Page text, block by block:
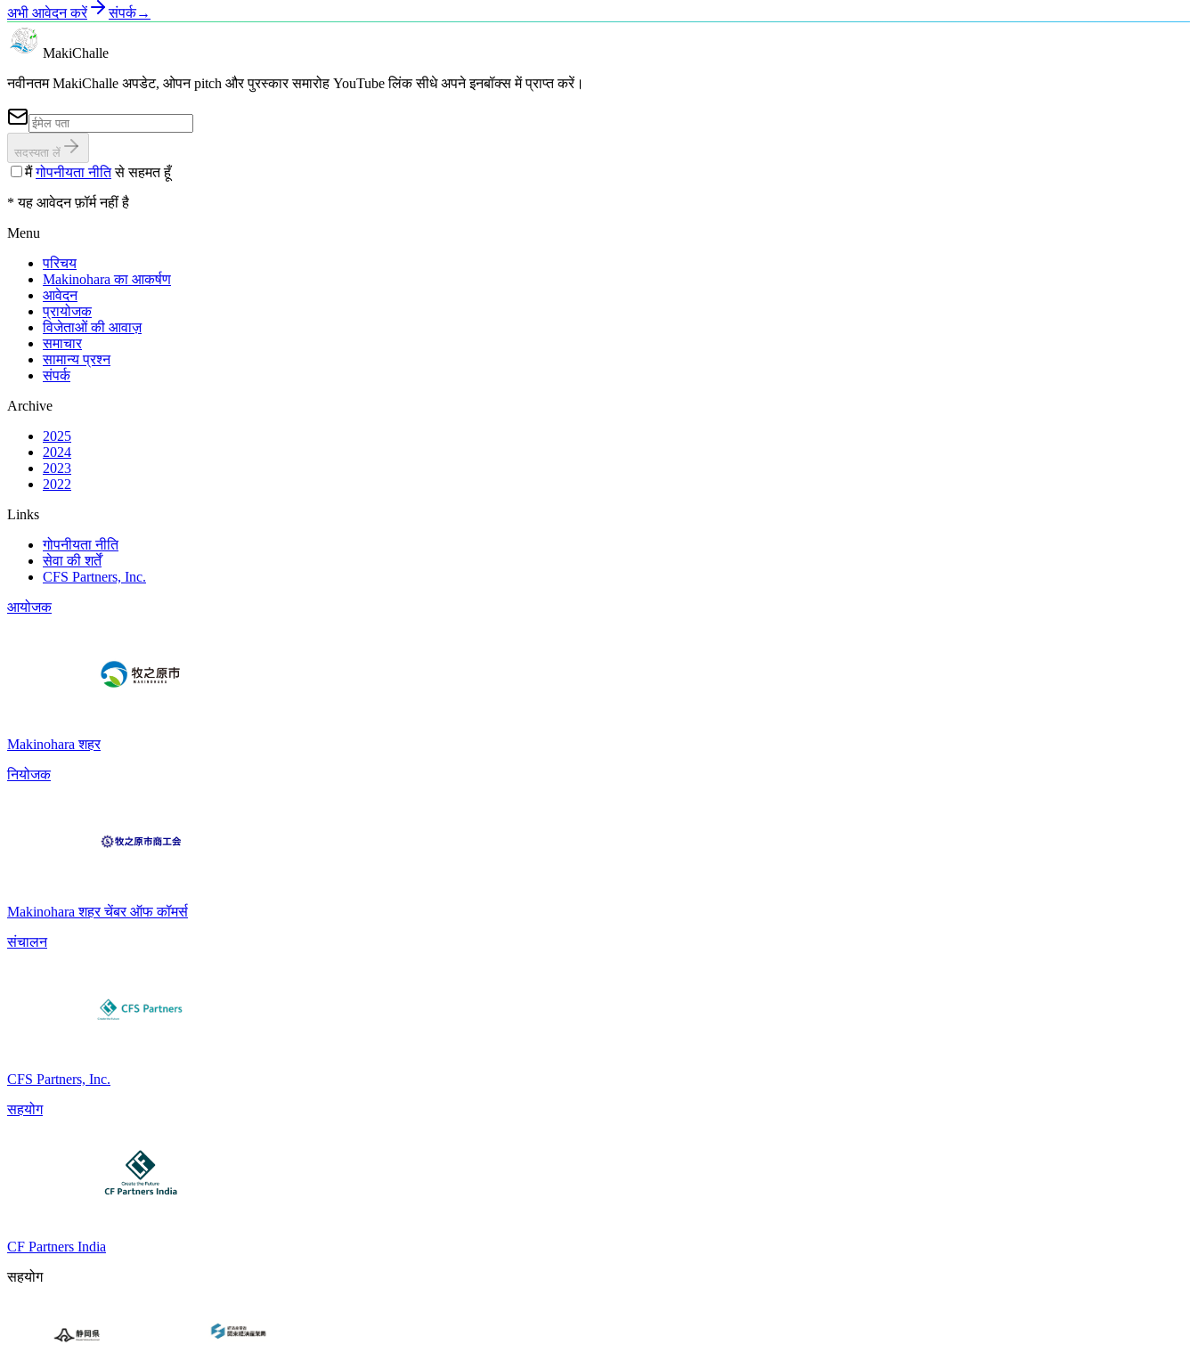
अभी आवेदन करें संपर्क→
MakiChalle
नवीनतम MakiChalle अपडेट, ओपन pitch और पुरस्कार समारोह YouTube लिंक सीधे अपने इनबॉक्स में प्राप्त करें।
सदस्यता लें
मैंगोपनीयता नीतिसे सहमत हूँ
* यह आवेदन फ़ॉर्म नहीं है
Menu
परिचय
Makinohara का आकर्षण
आवेदन
प्रायोजक
विजेताओं की आवाज़
समाचार
सामान्य प्रश्न
संपर्क
Archive
2025
2024
2023
2022
Links
गोपनीयता नीति
सेवा की शर्तें
CFS Partners, Inc.
आयोजक
Makinohara शहर
नियोजक
Makinohara शहर चेंबर ऑफ कॉमर्स
संचालन
CFS Partners, Inc.
सहयोग
CF Partners India
सहयोग